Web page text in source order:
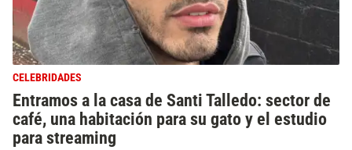
CELEBRIDADES
Entramos a la casa de Santi Talledo: sector de
café, una habitación para su gato y el estudio
para streaming